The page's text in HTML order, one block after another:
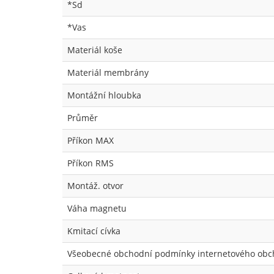
*Sd
*Vas
Materiál koše
Materiál membrány
Montážní hloubka
Průměr
Příkon MAX
Příkon RMS
Montáž. otvor
Váha magnetu
Kmitací cívka
Všeobecné obchodní podmínky internetového